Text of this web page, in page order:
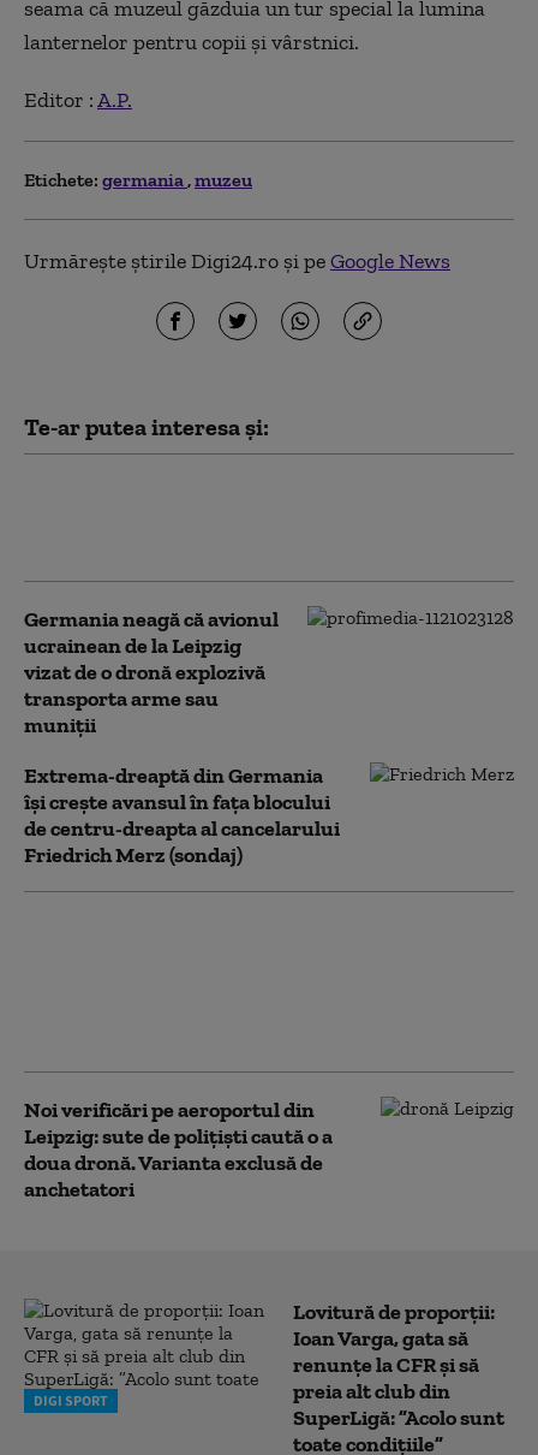
seama că muzeul găzduia un tur special la lumina
lanternelor pentru copii şi vârstnici.
Editor :A.P.
Etichete: germania muzeu
Urmărește știrile Digi24.ro și peGoogle News
Te-ar putea interesa și:
Germania neagă că avionul
ucrainean de la Leipzig
vizat de o dronă explozivă
transporta arme sau
muniţii
Extrema-dreaptă din Germania
îşi creşte avansul în faţa blocului
de centru-dreapta al cancelarului
Friedrich Merz (sondaj)
Noi verificări pe aeroportul din
Leipzig: sute de polițiști caută o a
doua dronă. Varianta exclusă de
anchetatori
DIGI SPORT
Lovitură de proporții:
Ioan Varga, gata să
renunțe la CFR și să
preia alt club din
SuperLigă: ”Acolo sunt
toate condițiile”